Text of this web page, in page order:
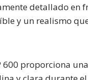
detallado en
y un realismo
proporciona